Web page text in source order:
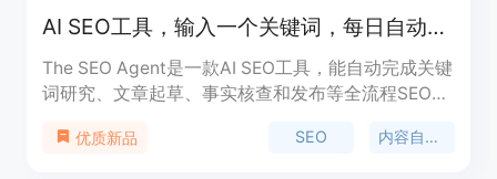
AI SEO工具，输入一个关键词，每日自动输出一篇排名博客文章。
The SEO Agent是一款AI SEO工具，能自动完成关键
词研究、文章起草、事实核查和发布等全流程SEO内
间和精力，提高内容创作和发布的效率。主要优点包
优质新品 SEO 内容自动化